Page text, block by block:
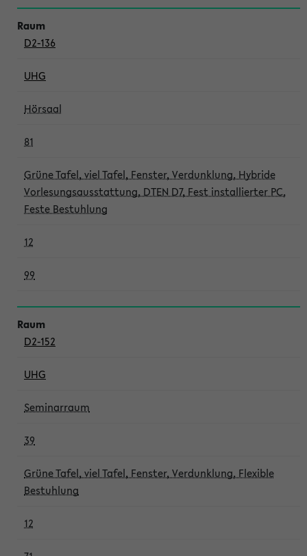
D2-136
UHG
Hörsaal
81
Grüne Tafel, viel Tafel, Fenster, Verdunklung, Hybride
Vorlesungsausstattung, DTEN D7, Fest installierter PC,
Feste Bestuhlung
12
99
D2-152
UHG
Seminarraum
39
Grüne Tafel, viel Tafel, Fenster, Verdunklung, Flexible
Bestuhlung
12